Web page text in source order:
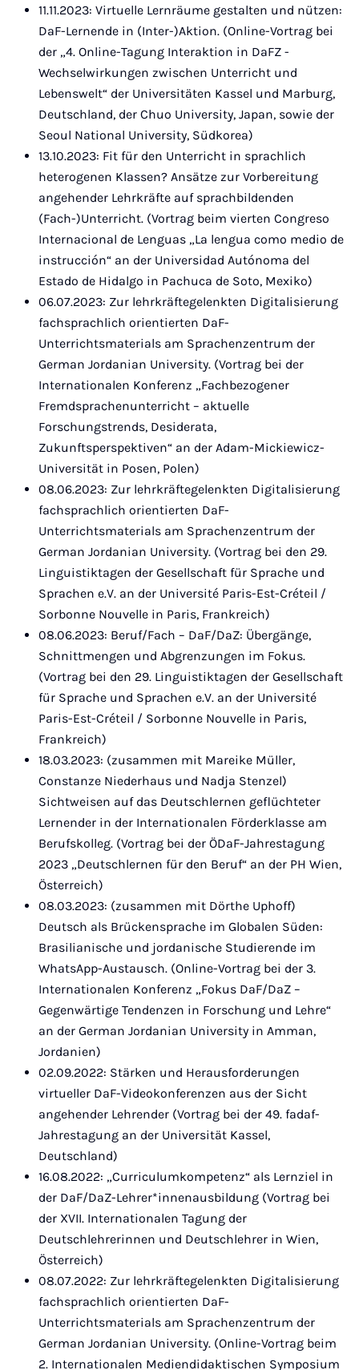
11.11.2023: Virtuelle Lernräume gestalten und nützen:
DaF-Lernende in (Inter-)Aktion. (Online-Vortrag bei
der „4. Online-Tagung Interaktion in DaFZ -
Wechselwirkungen zwischen Unterricht und
Lebenswelt“ der Universitäten Kassel und Marburg,
Deutschland, der Chuo University, Japan, sowie der
Seoul National University, Südkorea)
13.10.2023: Fit für den Unterricht in sprachlich
heterogenen Klassen? Ansätze zur Vorbereitung
angehender Lehrkräfte auf sprachbildenden
(Fach-)Unterricht. (Vortrag beim vierten Congreso
Internacional de Lenguas „La lengua como medio de
instrucción“ an der Universidad Autónoma del
Estado de Hidalgo in Pachuca de Soto, Mexiko)
06.07.2023: Zur lehrkräftegelenkten Digitalisierung
fachsprachlich orientierten DaF-
Unterrichtsmaterials am Sprachenzentrum der
German Jordanian University. (Vortrag bei der
Internationalen Konferenz „Fachbezogener
Fremdsprachenunterricht – aktuelle
Forschungstrends, Desiderata,
Zukunftsperspektiven“ an der Adam-Mickiewicz-
Universität in Posen, Polen)
08.06.2023: Zur lehrkräftegelenkten Digitalisierung
fachsprachlich orientierten DaF-
Unterrichtsmaterials am Sprachenzentrum der
German Jordanian University. (Vortrag bei den 29.
Linguistiktagen der Gesellschaft für Sprache und
Sprachen e.V. an der Université Paris-Est-Créteil /
Sorbonne Nouvelle in Paris, Frankreich)
08.06.2023: Beruf/Fach – DaF/DaZ: Übergänge,
Schnittmengen und Abgrenzungen im Fokus.
(Vortrag bei den 29. Linguistiktagen der Gesellschaft
für Sprache und Sprachen e.V. an der Université
Paris-Est-Créteil / Sorbonne Nouvelle in Paris,
Frankreich)
18.03.2023: (zusammen mit Mareike Müller,
Constanze Niederhaus und Nadja Stenzel)
Sichtweisen auf das Deutschlernen geflüchteter
Lernender in der Internationalen Förderklasse am
Berufskolleg. (Vortrag bei der ÖDaF-Jahrestagung
2023 „Deutschlernen für den Beruf“ an der PH Wien,
Österreich)
08.03.2023: (zusammen mit Dörthe Uphoff)
Deutsch als Brückensprache im Globalen Süden:
Brasilianische und jordanische Studierende im
WhatsApp-Austausch. (Online-Vortrag bei der 3.
Internationalen Konferenz „Fokus DaF/DaZ –
Gegenwärtige Tendenzen in Forschung und Lehre“
an der German Jordanian University in Amman,
Jordanien)
02.09.2022: Stärken und Herausforderungen
virtueller DaF-Videokonferenzen aus der Sicht
angehender Lehrender (Vortrag bei der 49. fadaf-
Jahrestagung an der Universität Kassel,
Deutschland)
16.08.2022: „Curriculumkompetenz“ als Lernziel in
der DaF/DaZ-Lehrer*innenausbildung (Vortrag bei
der XVII. Internationalen Tagung der
Deutschlehrerinnen und Deutschlehrer in Wien,
Österreich)
08.07.2022: Zur lehrkräftegelenkten Digitalisierung
fachsprachlich orientierten DaF-
Unterrichtsmaterials am Sprachenzentrum der
German Jordanian University. (Online-Vortrag beim
2. Internationalen Mediendidaktischen Symposium